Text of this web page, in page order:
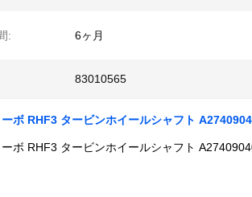
: 6ヶ月
83010565
ボ RHF3 タービンホイールシャフト
ボ RHF3 タービンホイールシャフト